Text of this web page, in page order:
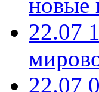
22.07
22.07